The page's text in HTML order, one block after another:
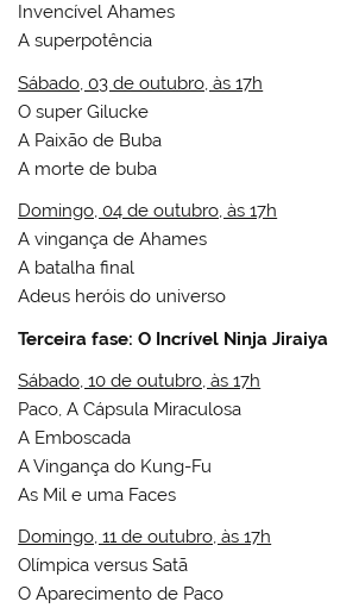
Invencível Ahames
A superpotência
Sábado, 03 de outubro, às 17h
O super Gilucke
A Paixão de Buba
A morte de buba
Domingo, 04 de outubro, às 17h
A vingança de Ahames
A batalha final
Adeus heróis do universo
Terceira fase: O Incrível Ninja Jiraiya
Sábado, 10 de outubro, às 17h
Paco, A Cápsula Miraculosa
A Emboscada
A Vingança do Kung-Fu
As Mil e uma Faces
Domingo, 11 de outubro, às 17h
Olímpica versus Satã
O Aparecimento de Paco